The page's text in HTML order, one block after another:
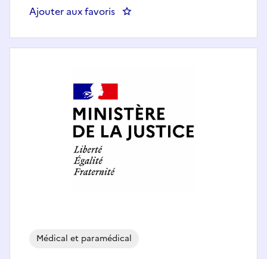
Ajouter aux favoris : PSYCHOLOGUE CLINICIEN.NE
Médical et paramédical